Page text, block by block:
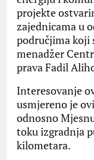
projekte
zajednicama u
područjima koji
menadžer
prava Fadil
Interesovanje
usmjereno je
odnosno
toku izgradnja
kilometara.